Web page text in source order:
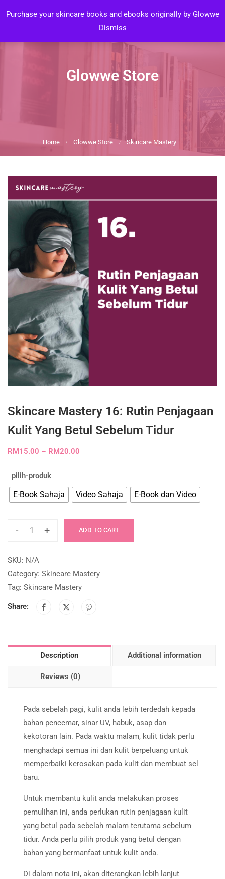
Purchase your skincare books and ebooks originally by Glowwe
Dismiss
Glowwe Store
Home Glowwe Store Skincare Mastery
Skincare Mastery 16: Rutin Penjagaan
Kulit Yang Betul Sebelum Tidur
RM15.00 – RM20.00
pilih-produk
E-Book Sahaja Video Sahaja E-Book dan Video
- + ADD TO CART
SKU: N/A
Category: Skincare Mastery
Tag: Skincare Mastery
Share:
Description Additional information
Reviews (0)
Pada sebelah pagi, kulit anda lebih terdedah kepada
bahan pencemar, sinar UV, habuk, asap dan
kekotoran lain. Pada waktu malam, kulit tidak perlu
menghadapi semua ini dan kulit berpeluang untuk
memperbaiki kerosakan pada kulit dan membuat sel
baru.
Untuk membantu kulit anda melakukan proses
pemulihan ini, anda perlukan rutin penjagaan kulit
yang betul pada sebelah malam terutama sebelum
tidur. Anda perlu pilih produk yang betul dengan
bahan yang bermanfaat untuk kulit anda.
Di dalam nota ini, akan diterangkan lebih lanjut